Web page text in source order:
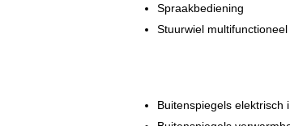
Spraakbediening
Stuurwiel multifunctioneel
Buitenspiegels elektrisch